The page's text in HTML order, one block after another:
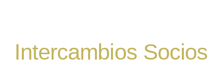
Intercambios Socios